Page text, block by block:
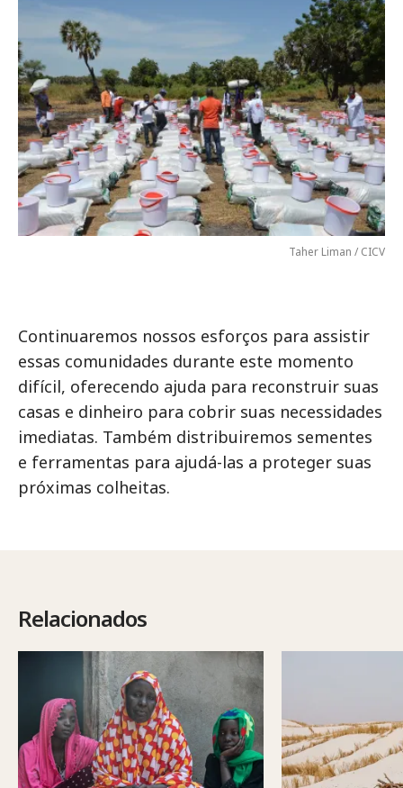
Taher Liman / CICV
Continuaremos nossos esforços para assistir
essas comunidades durante este momento
difícil, oferecendo ajuda para reconstruir suas
casas e dinheiro para cobrir suas necessidades
imediatas. Também distribuiremos sementes
e ferramentas para ajudá-las a proteger suas
próximas colheitas.
Relacionados